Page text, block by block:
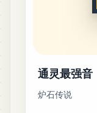
通灵最强音
炉石传说